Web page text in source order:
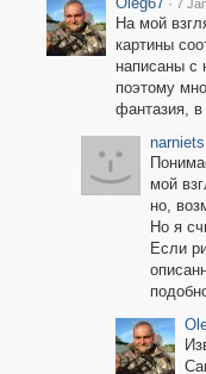
7
На мой
картины
написаны с
поэтому
фантазия,
narniets
мой
но,
Но я
Если